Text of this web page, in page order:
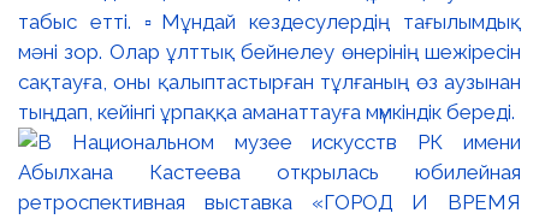
табыс етті. ▫️Мұндай кездесулердің тағылымдық
мәні зор. Олар ұлттық бейнелеу өнерінің шежіресін
сақтауға, оны қалыптастырған тұлғаның өз аузынан
тыңдап, кейінгі ұрпаққа аманаттауға мүмкіндік береді.